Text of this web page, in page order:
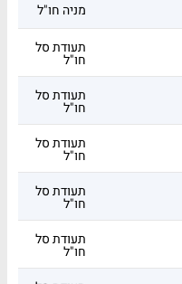
מניה חו"ל
תעודת סל
חו"ל
תעודת סל
חו"ל
תעודת סל
חו"ל
תעודת סל
חו"ל
תעודת סל
חו"ל